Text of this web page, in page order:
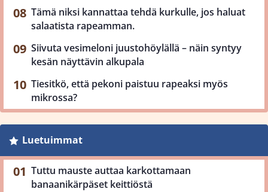
Tämä niksi kannattaa tehdä kurkulle, jos haluat
salaatista rapeamman.
Siivuta vesimeloni juustohöylällä – näin syntyy
kesän näyttävin alkupala
Tiesitkö, että pekoni paistuu rapeaksi myös
mikrossa?
Luetuimmat
Tuttu mauste auttaa karkottamaan
banaanikärpäset keittiöstä